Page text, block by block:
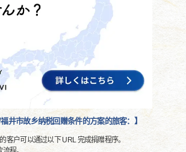
井市故乡纳税回赠条件的方案的旅客：】
户可以通过以下 URL 完成捐赠程序。